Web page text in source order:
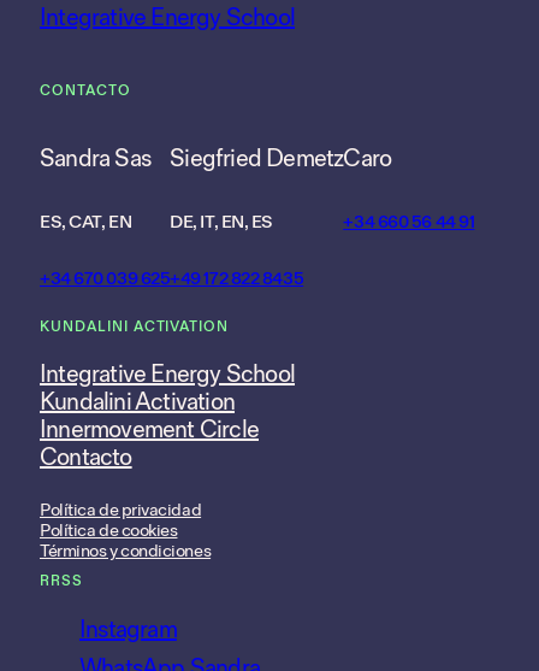
Integrative Energy School
CONTACTO
Sandra Sas
ES, CAT, EN
+34 670 039 625
Siegfried Demetz
DE, IT, EN, ES
+49 172 822 8435
Caro
+34 660 56 44 91
KUNDALINI ACTIVATION
Integrative Energy School
Kundalini Activation
Innermovement Circle
Contacto
Política de privacidad
Política de cookies
Términos y condiciones
RRSS
Instagram